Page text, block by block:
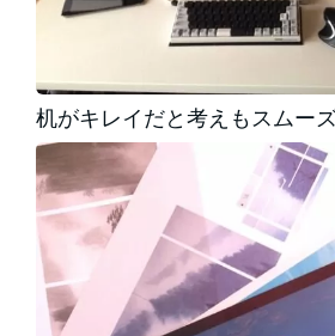
机がキレイだと考えもスムー